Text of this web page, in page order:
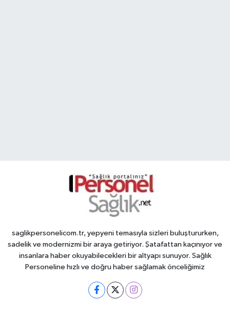
saglikpersonelicom.tr, yepyeni temasıyla sizleri buluştururken,
sadelik ve modernizmi bir araya getiriyor. Şatafattan kaçınıyor ve
insanlara haber okuyabilecekleri bir altyapı sunuyor. Sağlık
Personeline hızlı ve doğru haber sağlamak önceliğimiz